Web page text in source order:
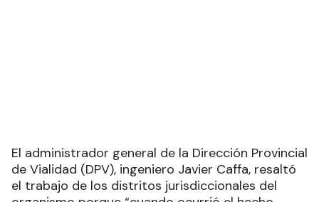
El administrador general de la Dirección Provincial
de Vialidad (DPV), ingeniero Javier Caffa, resaltó
el trabajo de los distritos jurisdiccionales del